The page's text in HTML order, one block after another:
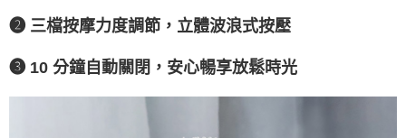
❷ 三檔按摩力度調節，立體波浪式按壓
❸ 10 分鐘自動關閉，安心暢享放鬆時光